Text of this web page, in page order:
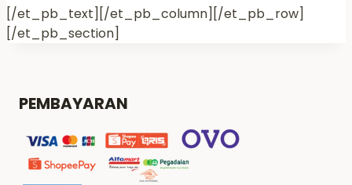
[/et_pb_text][/et_pb_column][/et_pb_row]
[/et_pb_section]
PEMBAYARAN